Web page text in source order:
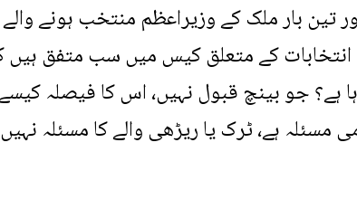
تین بار ملک کے وزیراعظم منتخب ہونے
کے متعلق کیس میں سب متفق ہیں
جو بینچ قبول نہیں، اس کا فیصلہ
ہے، ٹرک یا ریڑھی والے کا مسئلہ